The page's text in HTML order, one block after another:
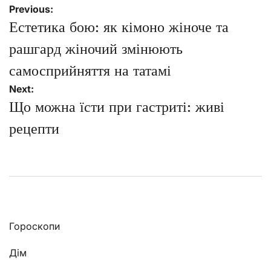
Навігація
записів
Previous:
Естетика бою: як кімоно жіноче та
рашгард жіночий змінюють
самосприйняття на татамі
Next:
Що можна їсти при гастриті: живі
рецепти
Гороскопи
Дім